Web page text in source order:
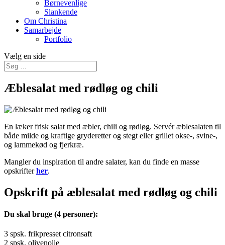
Børnevenlige
Slankende
Om Christina
Samarbejde
Portfolio
Vælg en side
Æblesalat med rødløg og chili
En læker frisk salat med æbler, chili og rødløg. Servér æblesalaten til
både milde og kraftige gryderetter og stegt eller grillet okse-, svine-,
og lammekød og fjerkræ.
Mangler du inspiration til andre salater, kan du finde en masse
opskrifterher.
Opskrift på æblesalat med rødløg og chili
Du skal bruge (4 personer):
3 spsk. frikpresset citronsaft
2 spsk. olivenolie